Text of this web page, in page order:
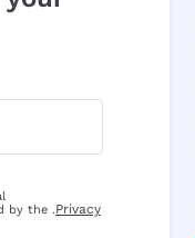
by the .Privacy